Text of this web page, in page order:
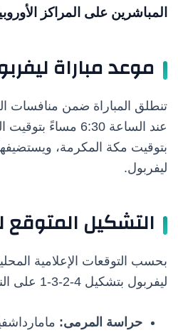
المباشرين على المراكز
موعد مباراة
بتوقيت مكة المكرمة،
ليفربول.
التشكيل المتوقع
بحسب التوقعات الإعلامية
ليفربول بتشكيل 4-2-3-1 على النحو التالي:
حراسة المرمى: